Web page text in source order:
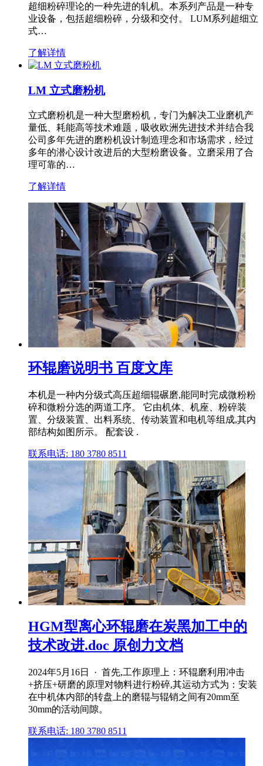
超细粉碎理论的一种先进的轧机。本系列产品是一种专
业设备，包括超细粉碎，分级和交付。 LUM系列超细立
式…
了解详情
LM 立式磨粉机
立式磨粉机是一种大型磨粉机，专门为解决工业磨机产
量低、耗能高等技术难题，吸收欧洲先进技术并结合我
公司多年先进的磨粉机设计制造理念和市场需求，经过
多年的潜心设计改进后的大型粉磨设备。立磨采用了合
理可靠的…
了解详情
环辊磨说明书 百度文库
本机是一种内分级式高压超细辊碾磨,能同时完成微粉粉
碎和微粉分选的两道工序。 它由机体、机座、粉碎装
置、分级装置、出料系统、传动装置和电机等组成,其内
部结构如图所示。 配套设 .
联系电话: 180 3780 8511
HGM型离心环辊磨在炭黑加工中的
技术改进.doc 原创力文档
2024年5月16日 · 首先,工作原理上：环辊磨利用冲击
+挤压+研磨的原理对物料进行粉碎,其运动方式为：安装
在中机体内部的转盘上的磨辊与辊销之间有20mm至
30mm的活动间隙。
联系电话: 180 3780 8511